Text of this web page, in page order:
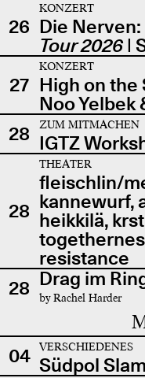
26
KONZERT
Die Nerven:
Tour 2026|
27
KONZERT
High on the
Noo Yelbek
28
ZUM MITMACHEN
IGTZ
28
THEATER
fleischlin/
kannewurf,
heikkilä,
resistance
28 Drag im
by Rachel Harder
04 VERSCHIEDENES
Südpol Slam